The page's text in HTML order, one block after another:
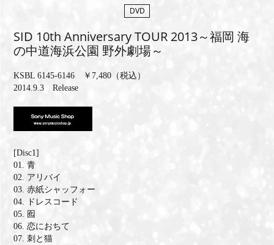
MEMBERS CLUB ID-S
ID-S INFO
DVD
SID 10th Anniversary TOUR 2013～福岡 海
の中道海浜公園 野外劇場～
KSBL 6145-6146 ￥7,480（税込）
2014.9.3 Release
[Disc1]
01. 青
02. アリバイ
03. 赤紙シャッフォー
04. ドレスコード
05. 囮
06. 恋におちて
07. 刺と猫